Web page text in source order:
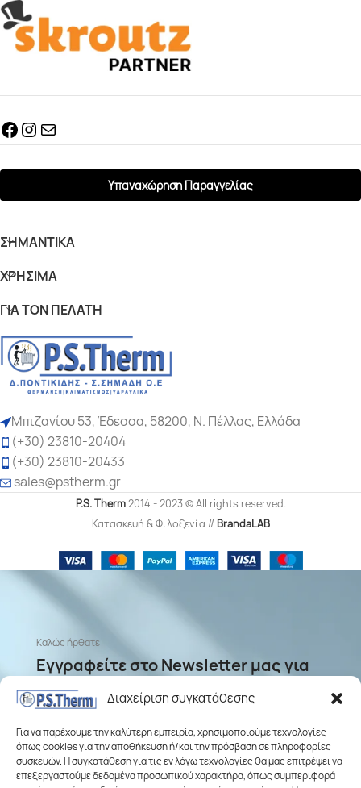
Διαχείριση συγκατάθεσης
Για να παρέχουμε την καλύτερη εμπειρία, χρησιμοποιούμε τεχνολογίες
όπως cookies για την αποθήκευση ή/και την πρόσβαση σε πληροφορίες
συσκευών. Η συγκατάθεση για τις εν λόγω τεχνολογίες θα μας επιτρέψει να
επεξεργαστούμε δεδομένα προσωπικού χαρακτήρα, όπως συμπεριφορά
Υπαναχώρηση Παραγγελίας
ΣΗΜΑΝΤΙΚΆ
ΧΡΉΣΙΜΑ
ΓΙΆ ΤΟΝ ΠΕΛΆΤΗ
Μπιζανίου 53, Έδεσσα, 58200, Ν. Πέλλας, Ελλάδα
(+30) 23810-20404
(+30) 23810-20433
sales@pstherm.gr
P.S. Therm2014 - 2023 © All rights reserved.
Κατασκευή & Φιλοξενία // BrandaLAB
Καλώς ήρθατε
Εγγραφείτε στο Newsletter μας για
ενημερώσεις σχετικά με προσφορές
και νέα προϊόντα